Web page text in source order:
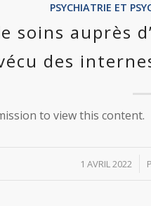
PSYCHIATRIE ET
soins auprès
des
to view this content.
1 AVRIL 2022
/